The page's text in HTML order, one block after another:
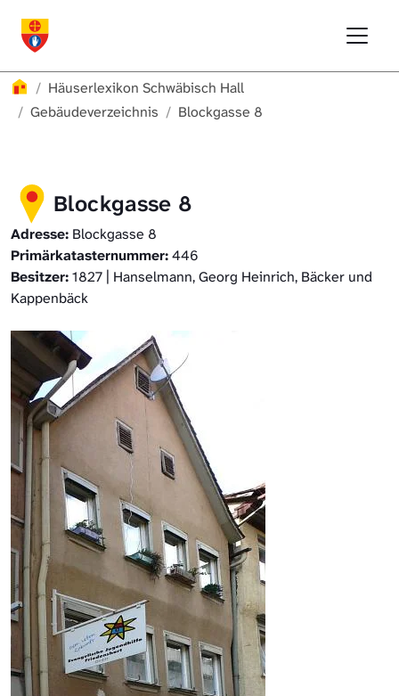
Häuserlexikon
Häuserlexikon Schwäbisch Hall
Gebäudeverzeichnis
Blockgasse 8
Blockgasse 8
Adresse: Blockgasse 8
Primärkatasternummer:446
Besitzer:1827 | Hanselmann, Georg Heinrich, Bäcker und
Kappenbäck
Häuserlexikon Steinbach
Digitale Nachschlagewerke